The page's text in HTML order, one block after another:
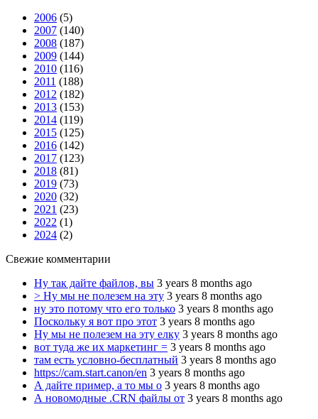
2006 (5)
2007 (140)
2008 (187)
2009 (144)
2010 (116)
2011 (188)
2012 (182)
2013 (153)
2014 (119)
2015 (125)
2016 (142)
2017 (123)
2018 (81)
2019 (73)
2020 (32)
2021 (23)
2022 (1)
2024 (2)
Свежие комментарии
Ну так дайте файлов, вы 3 years 8 months ago
> Ну мы не полезем на эту 3 years 8 months ago
ну это потому что его только 3 years 8 months ago
Поскольку я вот про этот 3 years 8 months ago
Ну мы не полезем на эту елку 3 years 8 months ago
вот туда же их маркетинг = 3 years 8 months ago
там есть условно-бесплатный 3 years 8 months ago
https://cam.start.canon/en 3 years 8 months ago
А дайте пример, а то мы о 3 years 8 months ago
А новомодные .CRN файлы от 3 years 8 months ago